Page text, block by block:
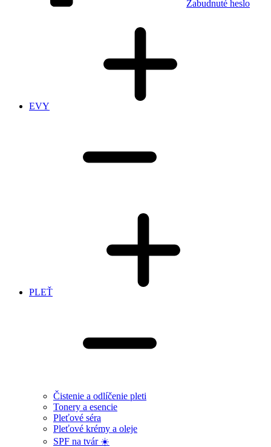
Zabudnuté heslo
EVY
PLEŤ
Čistenie a odlíčenie pleti
Tonery a esencie
Pleťové séra
Pleťové krémy a oleje
SPF na tvár ☀️